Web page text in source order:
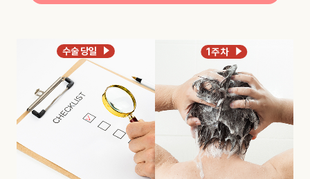
수술 당일 1주 차